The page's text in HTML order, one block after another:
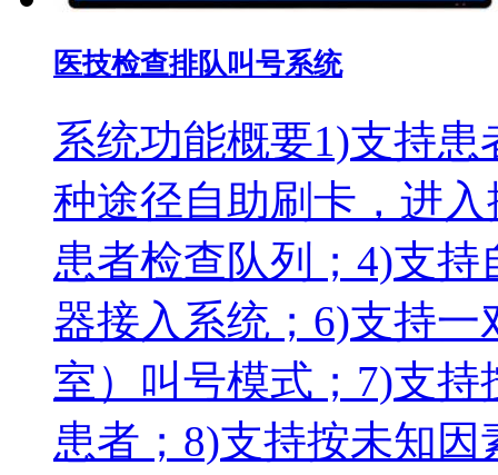
医技检查排队叫号系统
系统功能概要1)支持
种途径自助刷卡，进
患者检查队列；4)支
器接入系统；6)支持
室）叫号模式；7)支
患者；8)支持按未知